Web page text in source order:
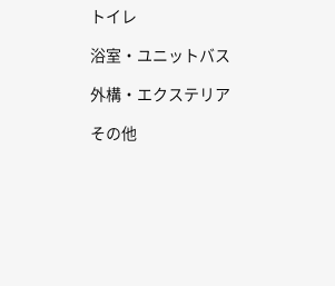
トイレ
浴室・ユニットバス
外構・エクステリア
その他